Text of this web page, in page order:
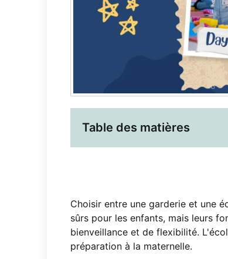
Table des matières
Choisir entre une garderie et une
sûrs pour les enfants, mais leurs
bienveillance et de flexibilité.
préparation à la maternelle.